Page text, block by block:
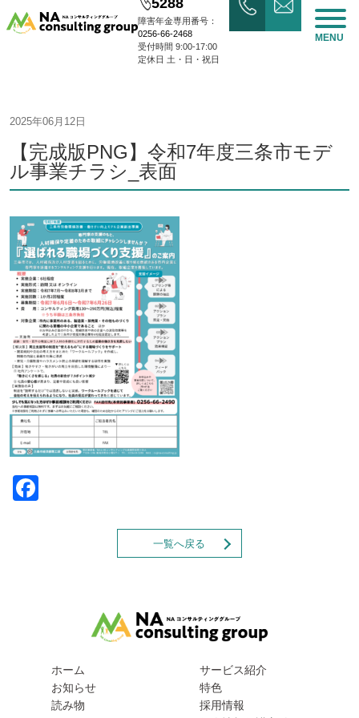
障害年金専用番号：
0256-66-2468
受付時間 9:00-17:00
定休日 土・日・祝日
MENU
2025年06月12日
【完成版PNG】令和7年度三条市モデ
ル事業チラシ_表面
一覧へ戻る
ホーム
お知らせ
読み物
サービス紹介
特色
採用情報